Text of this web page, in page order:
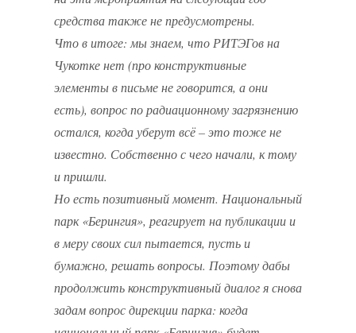
средства также не предусмотрены.
Что в итоге: мы знаем, что РИТЭГов на
Чукотке нет (про конструктивные
элементы в письме не говорится, а они
есть), вопрос по радиационному загрязнению
остался, когда уберут всё – это тоже не
известно. Собственно с чего начали, к тому
и пришли.
Но есть позитивный момент. Национальный
парк «Берингия», реагирует на публикации и
в меру своих сил пытается, пусть и
бумажно, решать вопросы. Поэтому дабы
продолжить конструктивный диалог я снова
задам вопрос дирекции парка: когда